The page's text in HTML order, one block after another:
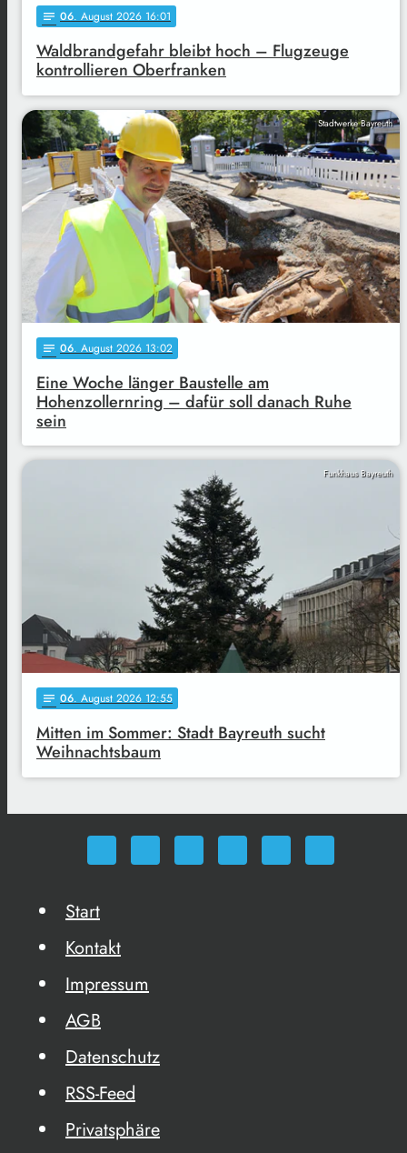
notes 06. August 2026 16:01
Waldbrandgefahr bleibt hoch – Flugzeuge
kontrollieren Oberfranken
Stadtwerke Bayreuth
notes 06. August 2026 13:02
Eine Woche länger Baustelle am
Hohenzollernring – dafür soll danach Ruhe
sein
Funkhaus Bayreuth
notes 06. August 2026 12:55
Mitten im Sommer: Stadt Bayreuth sucht
Weihnachtsbaum
Start
Kontakt
Impressum
AGB
Datenschutz
RSS-Feed
Privatsphäre